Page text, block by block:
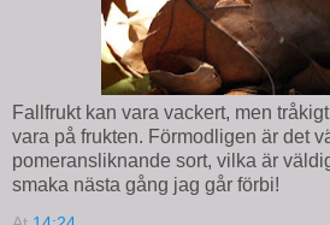
Fallfrukt kan vara vackert, men
vara på frukten. Förmodligen är det
pomeransliknande sort, vilka är
smaka nästa gång jag går förbi!